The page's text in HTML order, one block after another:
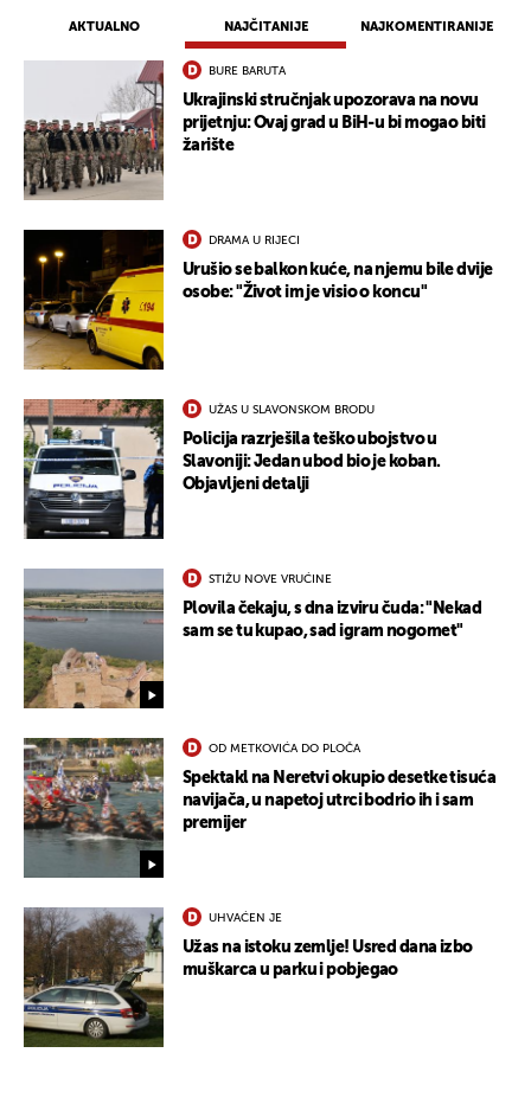
AKTUALNO NAJČITANIJE NAJKOMENTIRANIJE
BURE BARUTA
Ukrajinski stručnjak upozorava na novu
prijetnju: Ovaj grad u BiH-u bi mogao biti
žarište
DRAMA U RIJECI
Urušio se balkon kuće, na njemu bile dvije
osobe: "Život im je visio o koncu"
UŽAS U SLAVONSKOM BRODU
Policija razrješila teško ubojstvo u
Slavoniji: Jedan ubod bio je koban.
Objavljeni detalji
STIŽU NOVE VRUĆINE
Plovila čekaju, s dna izviru čuda: "Nekad
sam se tu kupao, sad igram nogomet"
OD METKOVIĆA DO PLOČA
Spektakl na Neretvi okupio desetke tisuća
navijača, u napetoj utrci bodrio ih i sam
premijer
UHVAĆEN JE
Užas na istoku zemlje! Usred dana izbo
muškarca u parku i pobjegao
UKLJUČITE NOTIFIKACIJE